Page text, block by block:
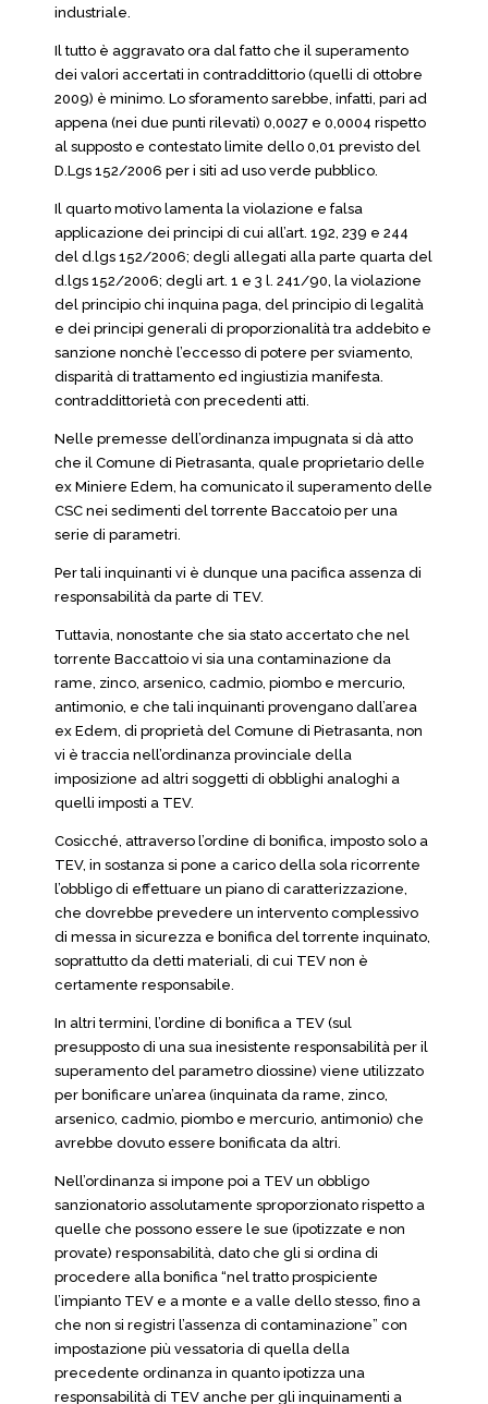
industriale.
Il tutto è aggravato ora dal fatto che il superamento
dei valori accertati in contraddittorio (quelli di ottobre
2009) è minimo. Lo sforamento sarebbe, infatti, pari ad
appena (nei due punti rilevati) 0,0027 e 0,0004 rispetto
al supposto e contestato limite dello 0,01 previsto del
D.Lgs 152/2006 per i siti ad uso verde pubblico.
Il quarto motivo lamenta la violazione e falsa
applicazione dei principi di cui all’art. 192, 239 e 244
del d.lgs 152/2006; degli allegati alla parte quarta del
d.lgs 152/2006; degli art. 1 e 3 l. 241/90, la violazione
del principio chi inquina paga, del principio di legalità
e dei principi generali di proporzionalità tra addebito e
sanzione nonchè l’eccesso di potere per sviamento,
disparità di trattamento ed ingiustizia manifesta.
contraddittorietà con precedenti atti.
Nelle premesse dell’ordinanza impugnata si dà atto
che il Comune di Pietrasanta, quale proprietario delle
ex Miniere Edem, ha comunicato il superamento delle
CSC nei sedimenti del torrente Baccatoio per una
serie di parametri.
Per tali inquinanti vi è dunque una pacifica assenza di
responsabilità da parte di TEV.
Tuttavia, nonostante che sia stato accertato che nel
torrente Baccattoio vi sia una contaminazione da
rame, zinco, arsenico, cadmio, piombo e mercurio,
antimonio, e che tali inquinanti provengano dall’area
ex Edem, di proprietà del Comune di Pietrasanta, non
vi è traccia nell’ordinanza provinciale della
imposizione ad altri soggetti di obblighi analoghi a
quelli imposti a TEV.
Cosicché, attraverso l’ordine di bonifica, imposto solo a
TEV, in sostanza si pone a carico della sola ricorrente
l’obbligo di effettuare un piano di caratterizzazione,
che dovrebbe prevedere un intervento complessivo
di messa in sicurezza e bonifica del torrente inquinato,
soprattutto da detti materiali, di cui TEV non è
certamente responsabile.
In altri termini, l’ordine di bonifica a TEV (sul
presupposto di una sua inesistente responsabilità per il
superamento del parametro diossine) viene utilizzato
per bonificare un’area (inquinata da rame, zinco,
arsenico, cadmio, piombo e mercurio, antimonio) che
avrebbe dovuto essere bonificata da altri.
Nell’ordinanza si impone poi a TEV un obbligo
sanzionatorio assolutamente sproporzionato rispetto a
quelle che possono essere le sue (ipotizzate e non
provate) responsabilità, dato che gli si ordina di
procedere alla bonifica “nel tratto prospiciente
l’impianto TEV e a monte e a valle dello stesso, fino a
che non si registri l’assenza di contaminazione” con
impostazione più vessatoria di quella della
precedente ordinanza in quanto ipotizza una
responsabilità di TEV anche per gli inquinamenti a